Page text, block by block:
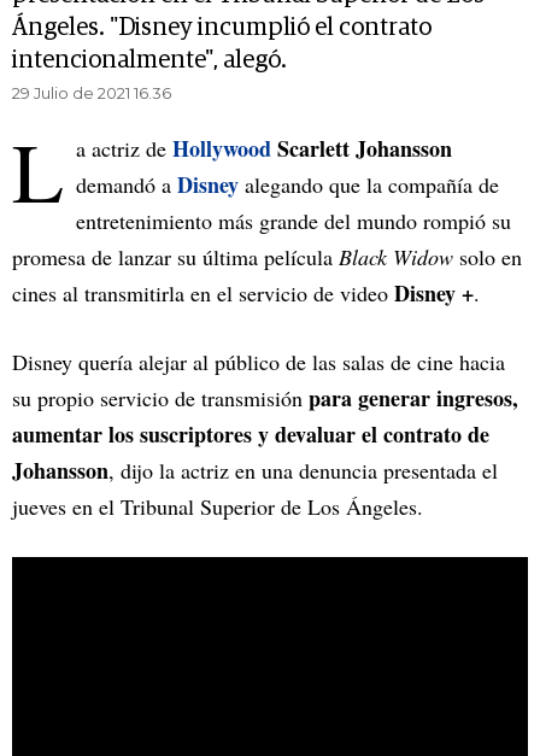
Ángeles. "Disney incumplió el contrato
intencionalmente", alegó.
29 Julio de 2021 16.36
L a actriz de HollywoodScarlett Johansson
demandó a Disney alegando que la compañía de
entretenimiento más grande del mundo rompió su
promesa de lanzar su última película Black Widow solo en
cines al transmitirla en el servicio de video Disney +.
Disney quería alejar al público de las salas de cine hacia
su propio servicio de transmisión para generar ingresos,
aumentar los suscriptores y devaluar el contrato de
Johansson, dijo la actriz en una denuncia presentada el
jueves en el Tribunal Superior de Los Ángeles.